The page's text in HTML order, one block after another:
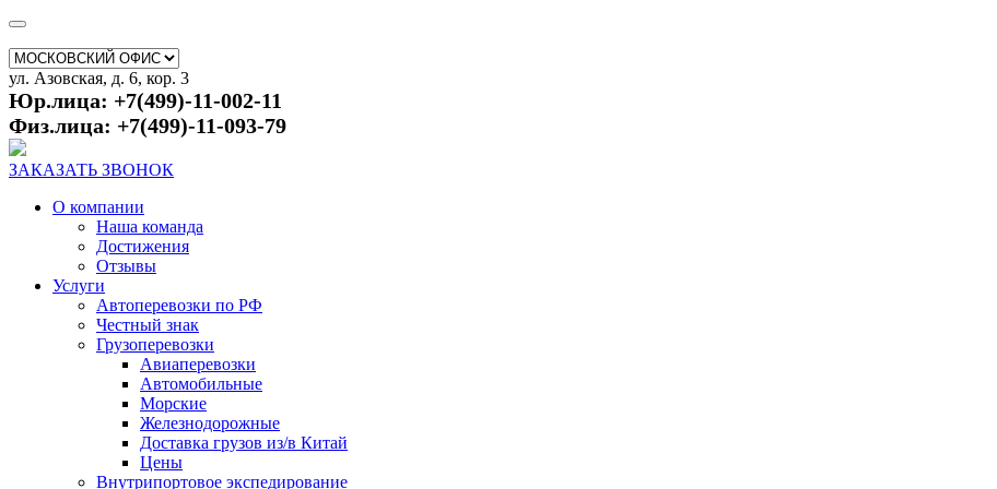
ул. Азовская, д. 6, кор. 3
Юр.лица: +7(499)-11-002-11
Физ.лица: +7(499)-11-093-79
ЗАКАЗАТЬ ЗВОНОК
О компании
Наша команда
Достижения
Отзывы
Услуги
Автоперевозки по РФ
Честный знак
Грузоперевозки
Авиаперевозки
Автомобильные
Морские
Железнодорожные
Доставка грузов из/в Китай
Цены
Внутрипортовое экспедирование